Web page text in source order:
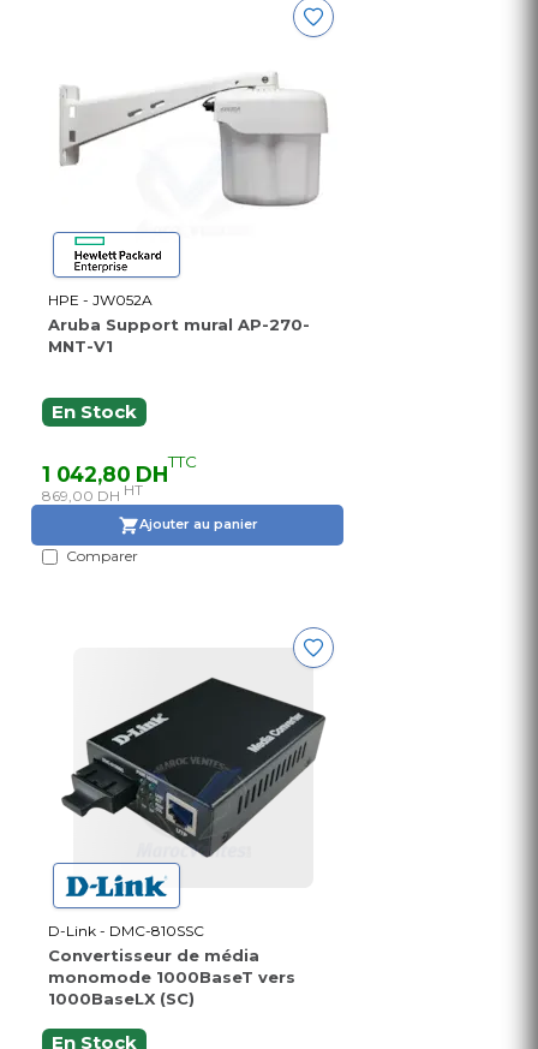
HPE - JW052A
Aruba Support mural AP-270-
MNT-V1
En Stock
1 042,80 DHTTC
869,00 DH HT
Ajouter au panier
Comparer
D-Link - DMC-810SSC
Convertisseur de média
monomode 1000BaseT vers
1000BaseLX (SC)
En Stock